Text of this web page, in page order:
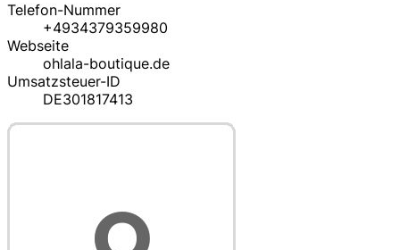
Telefon-Nummer
+4934379359980
Webseite
ohlala-boutique.de
Umsatzsteuer-ID
DE301817413